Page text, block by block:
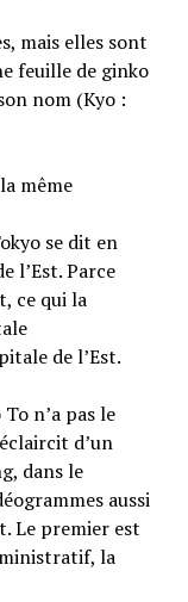
mais elles sont
feuille de ginko
nom (Kyo :
même
se dit en
l’Est. Parce
ce qui la
de l’Est.
n’a pas le
d’un
dans le
aussi
Le premier est
la